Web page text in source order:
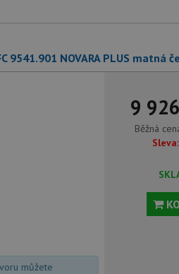
9541.901 NOVARA PLUS matná
9
Běžná
Sleva:
můžete